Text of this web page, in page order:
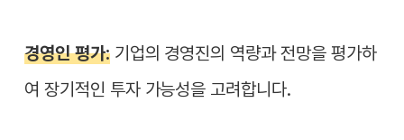
경영인 평가:기업의 경영진의 역량과 전망을 평가하
여 장기적인 투자 가능성을 고려합니다.